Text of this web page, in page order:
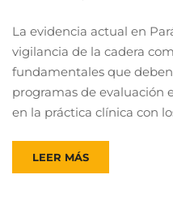
La evidencia actual en
vigilancia de la cadera
fundamentales que
programas de evaluación
en la práctica clínica con
LEER MÁS